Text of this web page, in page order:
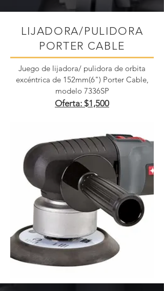
LIJADORA/PULIDORA
PORTER CABLE
Juego de lijadora/ pulidora de orbita
excéntrica de 152mm(6") Porter Cable,
modelo 7336SP
Oferta: $1,500